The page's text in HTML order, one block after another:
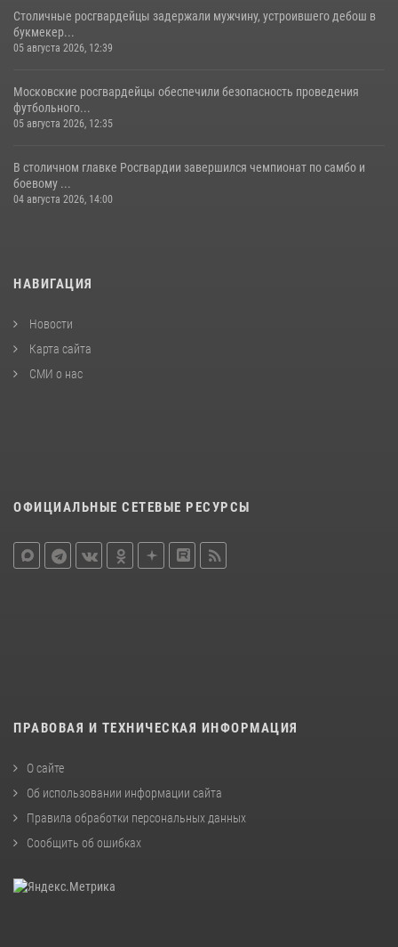
Столичные росгвардейцы задержали мужчину, устроившего дебош в
букмекер...
05 августа 2026, 12:39
Московские росгвардейцы обеспечили безопасность проведения
футбольного...
05 августа 2026, 12:35
В столичном главке Росгвардии завершился чемпионат по самбо и
боевому ...
04 августа 2026, 14:00
НАВИГАЦИЯ
Новости
Карта сайта
СМИ о нас
ОФИЦИАЛЬНЫЕ СЕТЕВЫЕ РЕСУРСЫ
ПРАВОВАЯ И ТЕХНИЧЕСКАЯ ИНФОРМАЦИЯ
О сайте
Об использовании информации сайта
Правила обработки персональных данных
Сообщить об ошибках